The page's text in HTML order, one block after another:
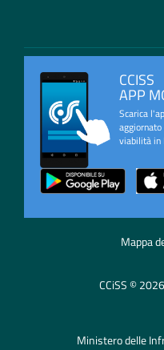
CCISS
APP
Scarica
viabilità in
Mappa
CCiSS ©
Ministero delle